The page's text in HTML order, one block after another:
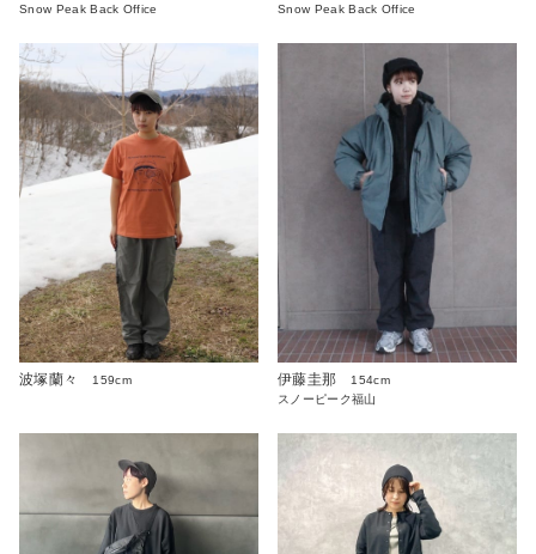
Snow Peak Back Office
Snow Peak Back Office
波塚蘭々 159cm 伊藤圭那
154cm
スノーピーク福山